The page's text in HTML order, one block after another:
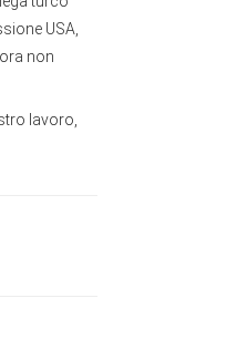
USA,
non
lavoro,